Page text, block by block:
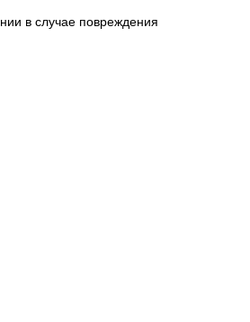
в случае повреждения